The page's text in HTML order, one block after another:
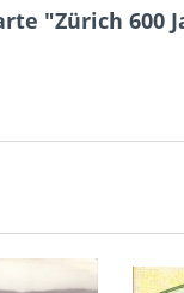
"Zürich 600